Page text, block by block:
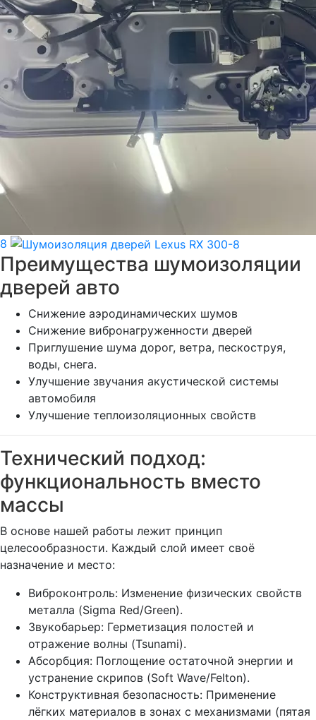
8
Преимущества шумоизоляции
дверей авто
Снижение аэродинамических шумов
Снижение вибронагруженности дверей
Приглушение шума дорог, ветра, пескоструя,
воды, снега.
Улучшение звучания акустической системы
автомобиля
Улучшение теплоизоляционных свойств
Технический подход:
функциональность вместо
массы
В основе нашей работы лежит принцип
целесообразности. Каждый слой имеет своё
назначение и место:
Виброконтроль: Изменение физических свойств
металла (Sigma Red/Green).
Звукобарьер: Герметизация полостей и
отражение волны (Tsunami).
Абсорбция: Поглощение остаточной энергии и
устранение скрипов (Soft Wave/Felton).
Конструктивная безопасность: Применение
лёгких материалов в зонах с механизмами (пятая